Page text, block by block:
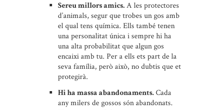
Sereu millors amics.A les protectores
d’animals, segur que trobes un gos amb
el qual tens química. Ells també tenen
una personalitat única i sempre hi ha
una alta probabilitat que algun gos
encaixi amb tu. Per a ells ets part de la
seva família, però això, no dubtis que et
protegirà.
Hi ha massa abandonaments.Cada
any milers de gossos són abandonats.